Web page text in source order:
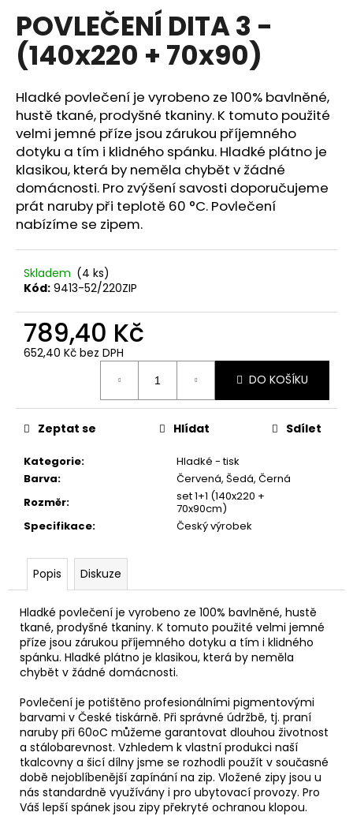
produktu
je
0,0
z
hvězdiček.
POVLEČENÍ DITA 3 -
(140x220 + 70x90)
Hladké povlečení je vyrobeno ze 100% bavlněné,
hustě tkané, prodyšné tkaniny. K tomuto použité
velmi jemné příze jsou zárukou příjemného
dotyku a tím i klidného spánku. Hladké plátno je
klasikou, která by neměla chybět v žádné
domácnosti. Pro zvýšení savosti doporučujeme
prát naruby při teplotě 60 °C. Povlečení
nabízíme se zipem.
Skladem (4 ks)
Kód: 9413-52/220ZIP
789,40 Kč
652,40 Kč bez DPH
DO KOŠÍKU
Kategorie:
Hladké - tisk
Barva:
Červená, Šedá, Černá
Rozměr:
set 1+1 (140x220 +
70x90cm)
Specifikace: Český výrobek
Zeptat se Hlídat Sdílet
Popis Diskuze
Hladké povlečení je vyrobeno ze 100% bavlněné, hustě
tkané, prodyšné tkaniny. K tomuto použité velmi jemné
příze jsou zárukou příjemného dotyku a tím i klidného
spánku. Hladké plátno je klasikou, která by neměla
chybět v žádné domácnosti.
Povlečení je potištěno profesionálními pigmentovými
barvami v České tiskárně. Při správné údržbě, tj. praní
naruby při 60oC můžeme garantovat dlouhou životnost
a stálobarevnost. Vzhledem k vlastní produkci naší
tkalcovny a šicí dílny jsme se rozhodli použít v současné
době nejoblíbenější zapínání na zip. Vložené zipy jsou u
nás standardně využívány i pro ubytovací provozy. Pro
Váš lepší spánek jsou zipy překryté ochranou klopou.
a
j
í
?
HLEDAT
D
o
p
č
e
m
ŽAKÁRSKÁ
REŽNÁ
BAVLNA/LEN
125,40
Kč